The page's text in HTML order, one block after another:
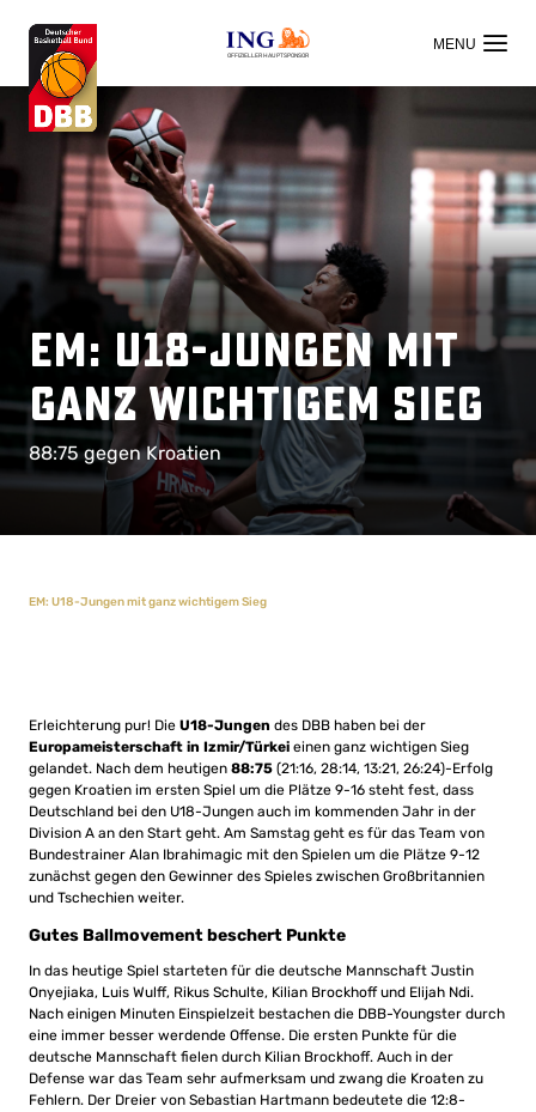
OFFIZIELLER HAUPTSPONSOR
EM: U18-Jungen mit
ganz wichtigem Sieg
88:75 gegen Kroatien
EM: U18-Jungen mit ganz wichtigem Sieg
Erleichterung pur! Die U18-Jungen des DBB haben bei der
Europameisterschaft in Izmir/Türkei einen ganz wichtigen Sieg
gelandet. Nach dem heutigen 88:75 (21:16, 28:14, 13:21, 26:24)-Erfolg
gegen Kroatien im ersten Spiel um die Plätze 9-16 steht fest, dass
Deutschland bei den U18-Jungen auch im kommenden Jahr in der
Division A an den Start geht. Am Samstag geht es für das Team von
Bundestrainer Alan Ibrahimagic mit den Spielen um die Plätze 9-12
zunächst gegen den Gewinner des Spieles zwischen Großbritannien
und Tschechien weiter.
Gutes Ballmovement beschert Punkte
In das heutige Spiel starteten für die deutsche Mannschaft Justin
Onyejiaka, Luis Wulff, Rikus Schulte, Kilian Brockhoff und Elijah Ndi.
Nach einigen Minuten Einspielzeit bestachen die DBB-Youngster durch
eine immer besser werdende Offense. Die ersten Punkte für die
deutsche Mannschaft fielen durch Kilian Brockhoff. Auch in der
Defense war das Team sehr aufmerksam und zwang die Kroaten zu
Fehlern. Der Dreier von Sebastian Hartmann bedeutete die 12:8-